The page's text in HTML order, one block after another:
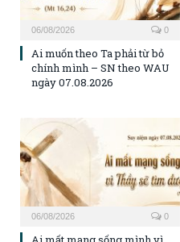
06/08/2026 0
Ai muốn theo Ta phải từ bỏ
chính mình – SN theo WAU
ngày 07.08.2026
06/08/2026 0